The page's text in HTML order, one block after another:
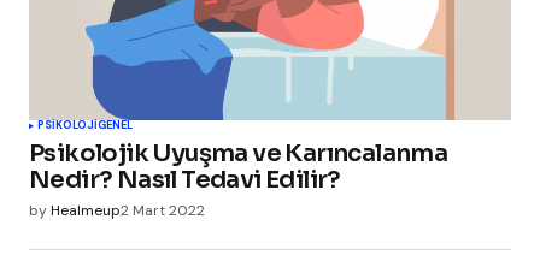
PSIKOLOJIGENEL
Psikolojik Uyuşma ve Karıncalanma
Nedir? Nasıl Tedavi Edilir?
byHealmeup2 Mart 2022